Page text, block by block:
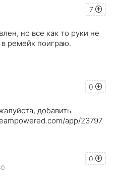
7
но все как то руки не
ремейк поиграю.
0
добавить
app/23797
0